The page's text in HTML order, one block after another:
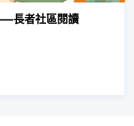
長者社區閱讀